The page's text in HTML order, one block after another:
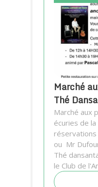
Marché
Thé
Marché aux
écuries de
ou Mr
Thé
le Club de